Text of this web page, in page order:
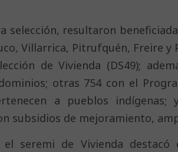
selección, resultaron
Villarrica, Pitrufquén, Freire y
de Vivienda (DS49);
otras 754 con el
a pueblos
subsidios de mejoramiento,
seremi de Vivienda destacó